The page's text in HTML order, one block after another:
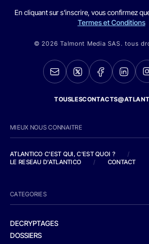
En cliquant sur s'inscrire, vous confirmez
Termes et Conditions
© 2026 Talmont Media SAS. tous
MIEUX NOUS CONNAITRE
ATLANTICO C'EST QUI, C'EST QUOI ?
/
LE RESEAU D'ATLANTICO
/ CONTACT
CATEGORIES
DECRYPTAGES
DOSSIERS